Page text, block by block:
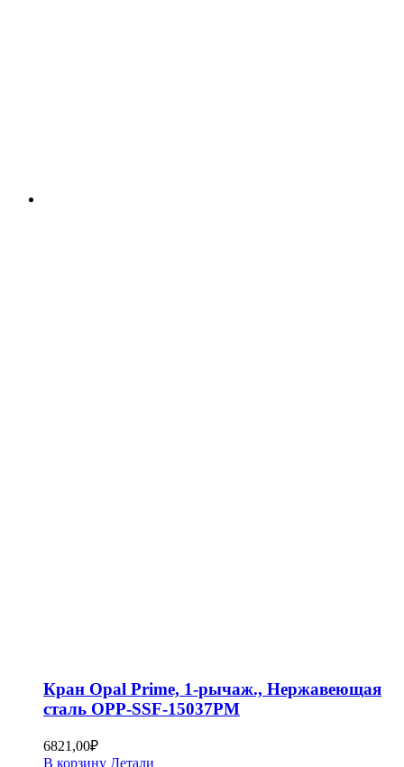
Кран Opal Prime, 1-рычаж., Нержавеющая
сталь OPP-SSF-15037PM
6821,00₽
В корзину Детали